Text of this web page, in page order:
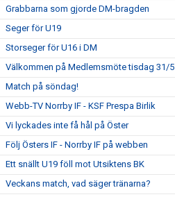
Grabbarna som gjorde DM-bragden
Seger för U19
Storseger för U16 i DM
Välkommen på Medlemsmöte tisdag 31/5
Match på söndag!
Webb-TV Norrby IF - KSF Prespa Birlik
Vi lyckades inte få hål på Öster
Följ Östers IF - Norrby IF på webben
Ett snällt U19 föll mot Utsiktens BK
Veckans match, vad säger tränarna?